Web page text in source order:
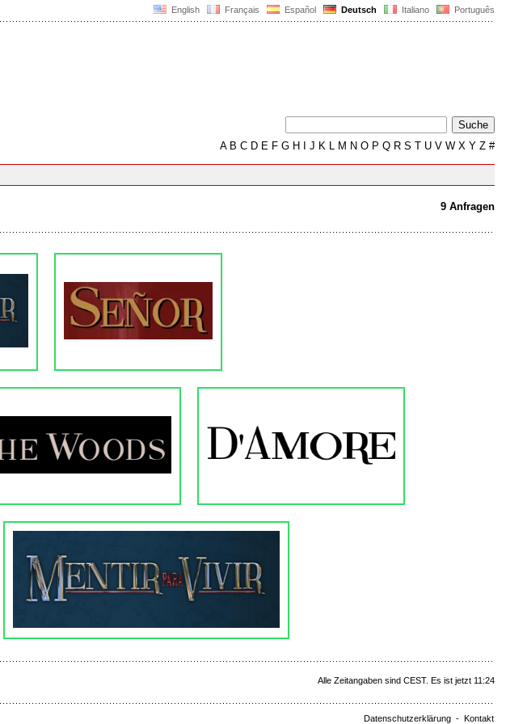
English Français Español Deutsch Italiano Português
AB C D E F G H J K L M N O P Q R S T U V W X Y Z #
9 Anfragen
Alle Zeitangaben sind CEST. Es ist jetzt 11:24
Datenschutzerklärung - Kontakt